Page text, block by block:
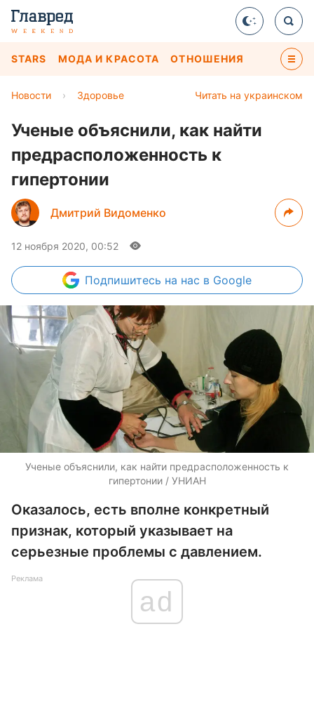
STARS МОДА И КРАСОТА ОТНОШЕНИЯ
Читать на украинском
Новости › Здоровье
Ученые объяснили, как найти
предрасположенность к
гипертонии
Дмитрий Видоменко
12 ноября 2020, 00:52
Подпишитесь на нас в Google
Ученые объяснили, как найти предрасположенность к
гипертонии / УНИАН
Оказалось, есть вполне конкретный
признак, который указывает на
серьезные проблемы с давлением.
Реклама
ad